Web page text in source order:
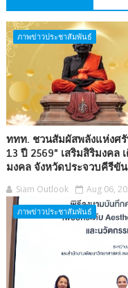
ภาพข่าวประชาสัมพันธ์
ททท. ชวนสัมผัสพลังแห่งศ
13 ปี 2569" เสริมสิริมงคล
มงคล จังหวัดประจวบคีรีขั
Siam Outlook Aug 06,
ภาพข่าวประชาสัมพันธ์